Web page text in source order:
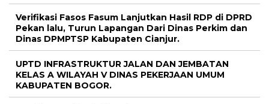
Verifikasi Fasos Fasum Lanjutkan Hasil RDP di DPRD
Pekan lalu, Turun Lapangan Dari Dinas Perkim dan
Dinas DPMPTSP Kabupaten Cianjur.
UPTD INFRASTRUKTUR JALAN DAN JEMBATAN
KELAS A WILAYAH V DINAS PEKERJAAN UMUM
KABUPATEN BOGOR.